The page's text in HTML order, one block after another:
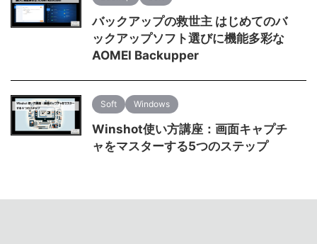
バックアップの救世主 はじめてのバ
ックアップソフト選びに機能多彩な
AOMEI Backupper
Soft Windows
Winshot使い方講座：画面キャプチ
ャをマスターする5つのステップ